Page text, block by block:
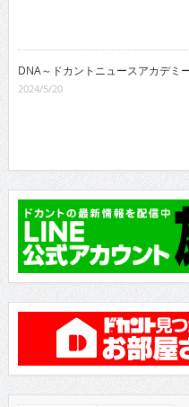
DNA～ドカントニュースアカデミ
2024/5/20